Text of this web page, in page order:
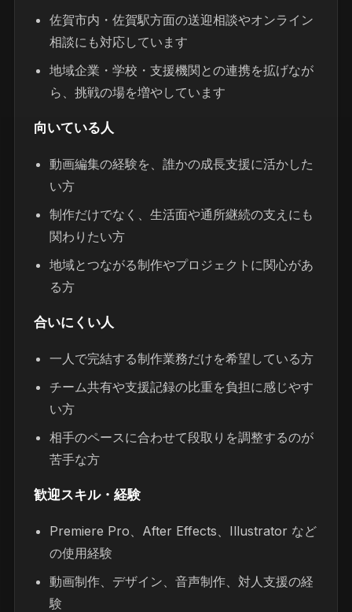
佐賀市内・佐賀駅方面の送迎相談やオンライン
相談にも対応しています
地域企業・学校・支援機関との連携を拡げなが
ら、挑戦の場を増やしています
向いている人
動画編集の経験を、誰かの成長支援に活かした
い方
制作だけでなく、生活面や通所継続の支えにも
関わりたい方
地域とつながる制作やプロジェクトに関心があ
る方
合いにくい人
一人で完結する制作業務だけを希望している方
チーム共有や支援記録の比重を負担に感じやす
い方
相手のペースに合わせて段取りを調整するのが
苦手な方
歓迎スキル・経験
Premiere Pro、After Effects、Illustrator など
の使用経験
動画制作、デザイン、音声制作、対人支援の経
験